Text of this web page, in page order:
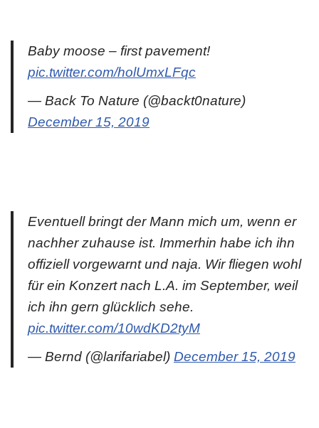
Baby moose – first pavement!
pic.twitter.com/holUmxLFqc
— Back To Nature (@backt0nature)
December 15, 2019
Eventuell bringt der Mann mich um, wenn er
nachher zuhause ist. Immerhin habe ich ihn
offiziell vorgewarnt und naja. Wir fliegen wohl
für ein Konzert nach L.A. im September, weil
ich ihn gern glücklich sehe.
pic.twitter.com/10wdKD2tyM
— Bernd (@larifariabel) December 15, 2019